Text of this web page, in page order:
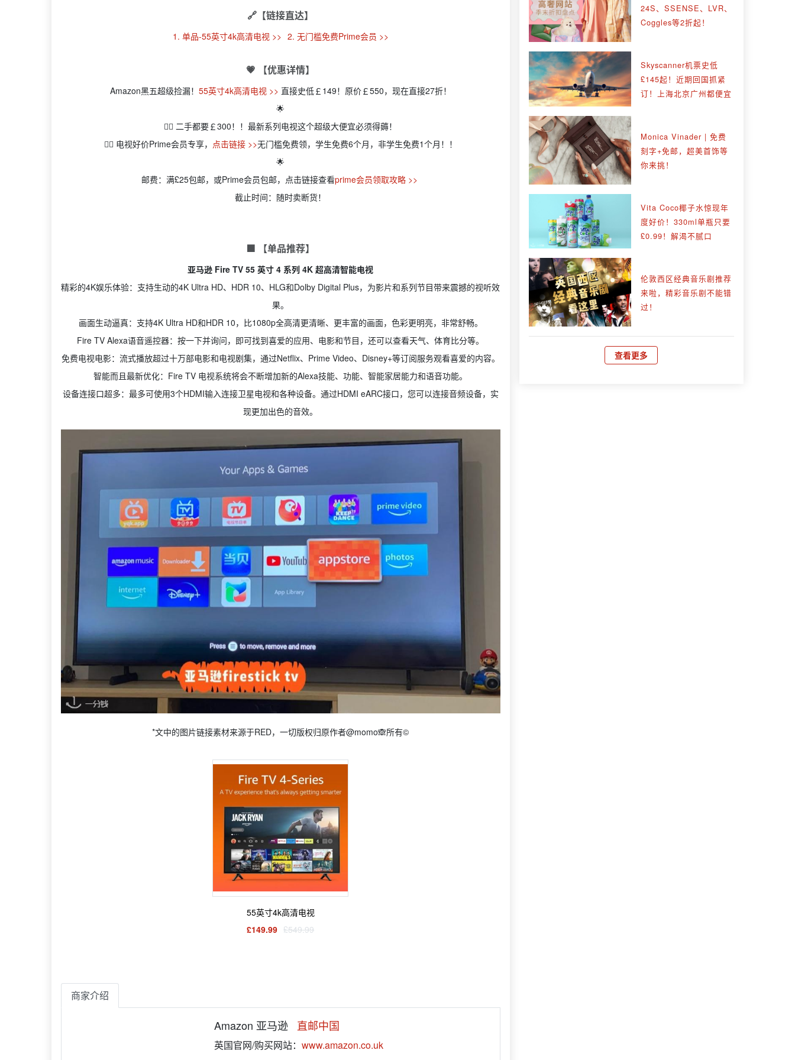
🔗【链接直达】
1. 单品-55英寸4k高清电视 >> 2. 无门槛免费Prime会员 >>
💗 【优惠详情】
Amazon黑五超级捡漏！ 55英寸4k高清电视 >> 直接史低￡149！原价￡550，现在直接27折！
🌟
👉🏻 二手都要￡300！！最新系列电视这个超级大便宜必须得薅！
👉🏻 电视好价Prime会员专享， 点击链接 >>无门槛免费领，学生免费6个月，非学生免费1个月！！
🌟
邮费：满£25包邮，或Prime会员包邮，点击链接查看prime会员领取攻略 >>
截止时间：随时卖断货！
🟩 【单品推荐】
亚马逊 Fire TV 55 英寸 4 系列 4K 超高清智能电视
精彩的4K娱乐体验：支持生动的4K Ultra HD、HDR 10、HLG和Dolby Digital Plus，为影片和系列节目带来震撼的视听效
果。
画面生动逼真：支持4K Ultra HD和HDR 10，比1080p全高清更清晰、更丰富的画面，色彩更明亮，非常舒畅。
Fire TV Alexa语音遥控器：按一下并询问，即可找到喜爱的应用、电影和节目，还可以查看天气、体育比分等。
免费电视电影：流式播放超过十万部电影和电视剧集，通过Netflix、Prime Video、Disney+等订阅服务观看喜爱的内容。
智能而且最新优化：Fire TV 电视系统将会不断增加新的Alexa技能、功能、智能家居能力和语音功能。
设备连接口超多：最多可使用3个HDMI输入连接卫星电视和各种设备。通过HDMI eARC接口，您可以连接音频设备，实
现更加出色的音效。
*文中的图片链接素材来源于RED，一切版权归原作者@momo🙈所有©
55英寸4k高清电视
£149.99 £549.99
商家介绍
Amazon 亚马逊 直邮中国
英国官网/购买网站： www.amazon.co.uk
24S、SSENSE、LVR、
Coggles等2折起！
Skyscanner机票史低
£145起！近期回国抓紧
订！上海北京广州都便宜
Monica Vinader | 免费
刻字+免邮，超美首饰等
你来挑！
Vita Coco椰子水惊现年
度好价！330ml单瓶只要
£0.99！解渴不腻口
伦敦西区经典音乐剧推荐
来啦，精彩音乐剧不能错
过！
查看更多